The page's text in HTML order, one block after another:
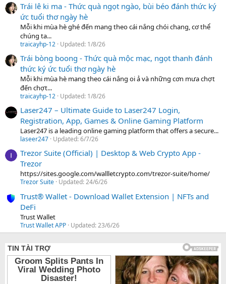
Trái lê ki ma - Thức quà ngọt ngào, bùi béo đánh thức ký
ức tuổi thơ ngày hè
Mỗi khi mùa hè ghé đến mang theo cái nắng chói chang, cơ thể
chúng ta...
traicayhp-12 Updated: 1/8/26
Trái bòng boong - Thức quà mộc mạc, ngọt thanh đánh
thức ký ức tuổi thơ ngày hè
Mỗi khi mùa hè mang theo cái nắng oi ả và những cơn mưa chợt
đến chợt...
traicayhp-12 Updated: 1/8/26
Laser247 – Ultimate Guide to Laser247 Login,
Registration, App, Games & Online Gaming Platform
Laser247 is a leading online gaming platform that offers a secure...
laseer247 Updated:6/7/26
Trezor Suite (Official) | Desktop & Web Crypto App -
Trezor
https://sites.google.com/wallletcrypto.com/trezor-suite/home/
Trezor Suite Updated:24/6/26
Trust® Wallet - Download Wallet Extension | NFTs and
DeFi
Trust Wallet
Trust Wallet APP Updated:23/6/26